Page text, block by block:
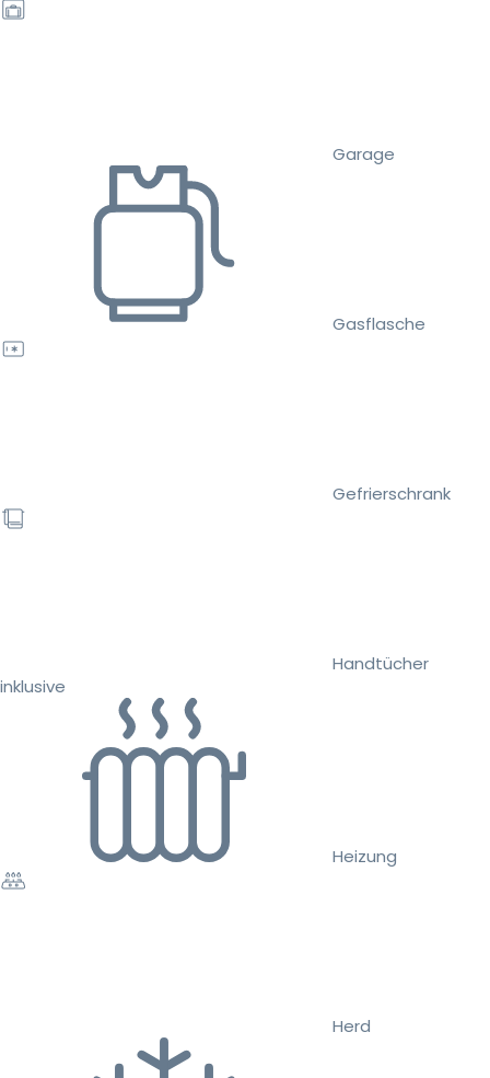
Garage
Gasflasche
Gefrierschrank
Handtücher
inklusive
Heizung
Herd